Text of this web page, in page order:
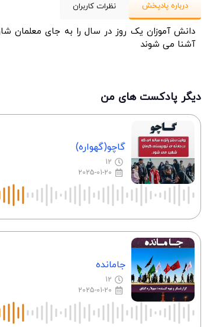
درباره پادپخش نظرات کاربران
دانش آموزان یک روز در سال را به جای
آشنا می شوند
دیگر پادکست های من
گاچو(گهواره)
12
2025-01-20
جامانده
12
2025-01-20